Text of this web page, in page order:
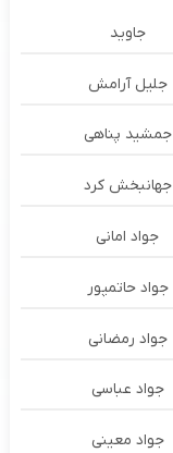
جاوید
جلیل آرامش
جمشید پناهی
جهانبخش کرد
جواد امانی
جواد حاتمپور
جواد رمضانی
جواد عباسی
جواد معینی